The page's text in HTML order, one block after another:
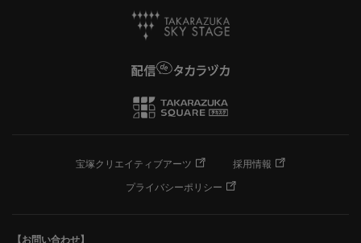
宝塚クリエイティブアーツ
採用情報
プライバシーポリシー
【お問い合わせ】